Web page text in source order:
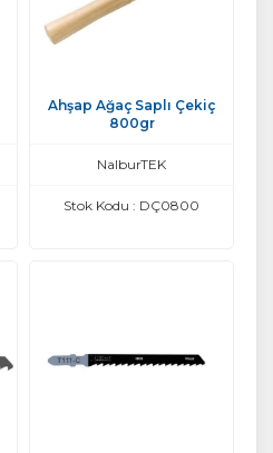
Ahşap Ağaç Saplı Çekiç
800gr
NalburTEK
Stok Kodu : DÇ0800